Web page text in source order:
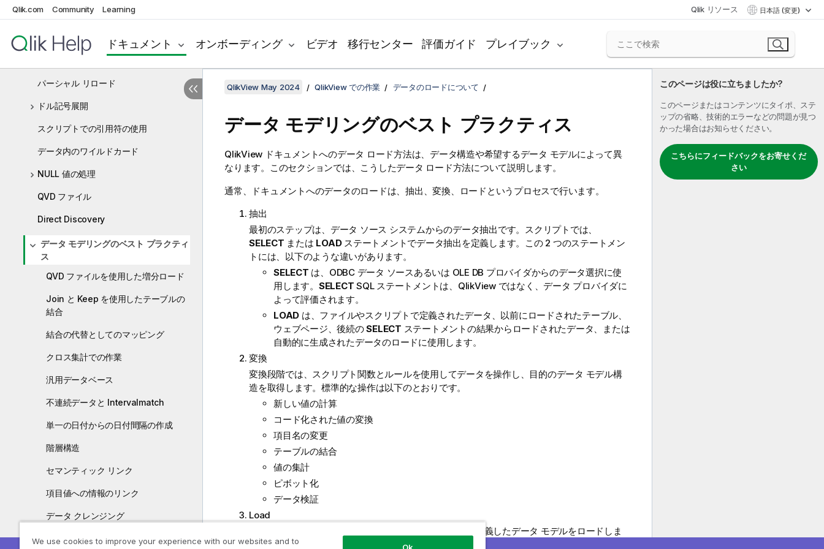
Qlik.com Community Learning Qlik リソース 日本語 (変更)
ドキュメント オンボーディング ビデオ 移行センター 評価ガイド プレイブック
事前にロードされているテーブルからの
パーシャル リロード
ドル記号展開
スクリプトでの引用符の使用
データ内のワイルドカード
NULL 値の処理
QVD ファイル
Direct Discovery
データ モデリングのベスト プラクティ
ス
QVD ファイルを使用した増分ロード
Join と Keep を使用したテーブルの
結合
結合の代替としてのマッピング
クロス集計での作業
汎用データベース
不連続データと Intervalmatch
単一の日付からの日付間隔の作成
階層構造
セマンティック リンク
項目値への情報のリンク
データ クレンジング
スクリプトからの VBScript 関数の呼び
このページは役に立ちましたか?
このページまたはコンテンツにタイポ、ステ
ップの省略、技術的エラーなどの問題が見つ
かった場合はお知らせください。
こちらにフィードバックをお寄せくだ
さい
QlikView May 2024 QlikView での作業 データのロードについて
データ モデリングのベスト プラクティス
QlikView ドキュメントへのデータ ロード方法は、データ構造や希望するデータ モデルによって異
なります。このセクションでは、こうしたデータ ロード方法について説明します。
通常、ドキュメントへのデータのロードは、抽出、変換、ロードというプロセスで行います。
抽出
最初のステップは、データ ソース システムからのデータ抽出です。スクリプトでは、
SELECT または LOADステートメントでデータ抽出を定義します。この 2 つのステートメン
トには、以下のような違いがあります。
SELECT は、 ODBCデータ ソースあるいは OLE DB プロバイダからのデータ選択に使
用します。 SELECT SQLステートメントは、 QlikViewではなく、データ プロバイダに
よって評価されます。
LOAD は、ファイルやスクリプトで定義されたデータ、以前にロードされたテーブル、
ウェブページ、後続のSELECT ステートメントの結果からロードされたデータ、または
自動的に生成されたデータのロードに使用します。
変換
変換段階では、スクリプト関数とルールを使用してデータを操作し、目的のデータ モデル構
造を取得します。標準的な操作は以下のとおりです。
新しい値の計算
コード化された値の変換
項目名の変更
テーブルの結合
値の集計
ピボット化
データ検証
Load
最終段階として、スクリプトを実行し、ドキュメントに定義したデータ モデルをロードしま
す。
We use cookies to improve your experience with our websites and to